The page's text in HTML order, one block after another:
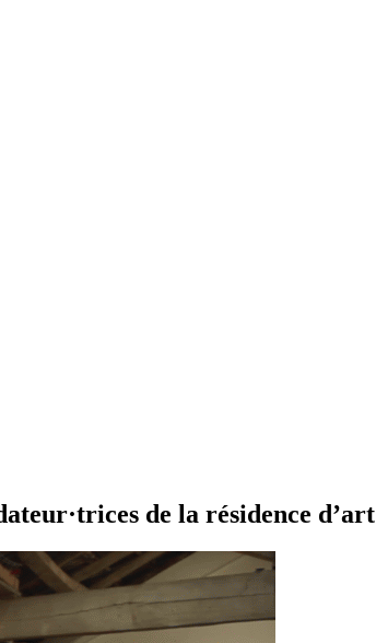
de la résidence d’art